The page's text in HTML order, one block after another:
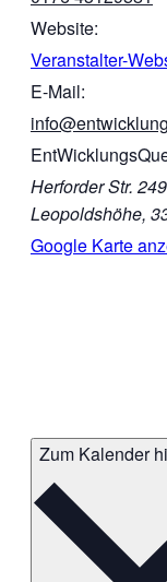
Website:
Veranstalter-
E-Mail:
Herforder Str. 249
Leopoldshöhe,
Google Karte